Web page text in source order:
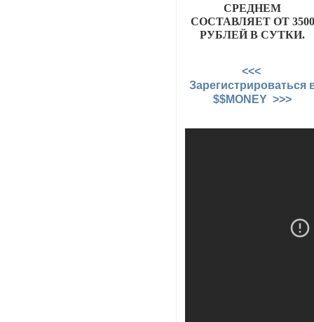
СРЕДНЕМ
СОСТАВЛЯЕТ ОТ 3500
РУБЛЕЙ В СУТКИ.
<<<
Зарегистрироваться
$$MONEY >>>